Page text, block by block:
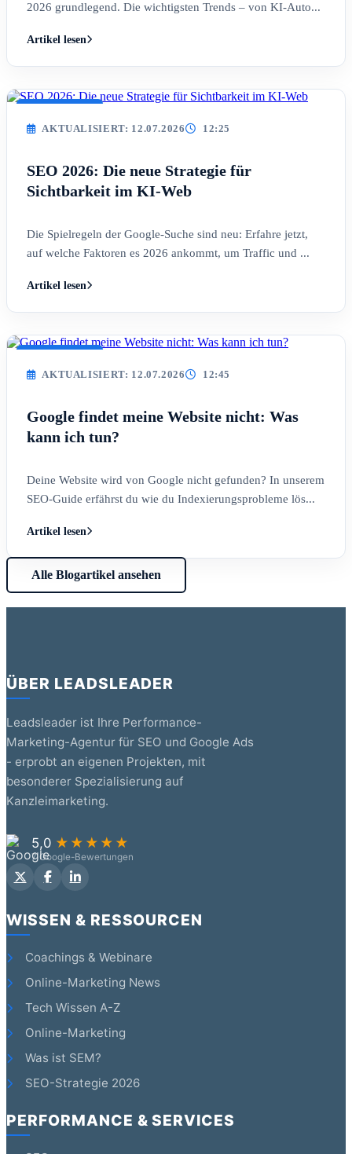
2026 grundlegend. Die wichtigsten Trends – von KI-Auto...
Artikel lesen
AKTUALISIERT: 12.07.2026 12:25
SEO 2026: Die neue Strategie für
Sichtbarkeit im KI-Web
Die Spielregeln der Google-Suche sind neu: Erfahre jetzt,
auf welche Faktoren es 2026 ankommt, um Traffic und ...
Artikel lesen
AKTUALISIERT: 12.07.2026 12:45
Google findet meine Website nicht: Was
kann ich tun?
Deine Website wird von Google nicht gefunden? In unserem
SEO-Guide erfährst du wie du Indexierungsprobleme lös...
Artikel lesen
Alle Blogartikel ansehen
ÜBER LEADSLEADER
Leadsleader ist Ihre Performance-
Marketing-Agentur für SEO und Google Ads
- erprobt an eigenen Projekten, mit
besonderer Spezialisierung auf
Kanzleimarketing.
5,0 ★★★★★
7 Google-Bewertungen
WISSEN & RESSOURCEN
Coachings & Webinare
Online-Marketing News
Tech Wissen A-Z
Online-Marketing
Was ist SEM?
SEO-Strategie 2026
PERFORMANCE & SERVICES